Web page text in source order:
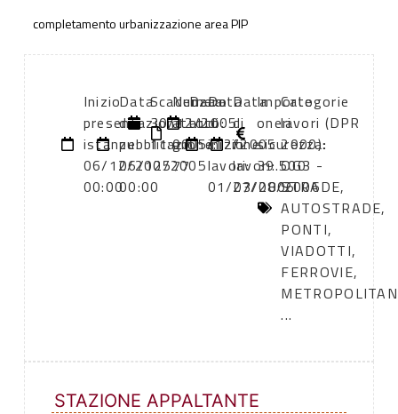
completamento urbanizzazione area PIP
Inizio
presentazione
istanze:
06/12/2005
00:00
Data
di
pubblicazione:
06/12/2005
00:00
Scadenza:
30/12/2005
11:00
Numero
atto:
gm
77
Data
atto:
05/12/2005
Data
di
inizio
lavori:
01/03/2006
Data
di
fine
lavori:
27/08/2006
Importo
oneri
sicurezza:
39.500
Categorie
lavori (DPR
2000):
OG3 -
STRADE,
AUTOSTRADE,
PONTI,
VIADOTTI,
FERROVIE,
...
STAZIONE APPALTANTE